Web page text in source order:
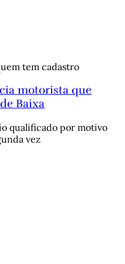
tem cadastro
motorista que
Baixa
qualificado por motivo
vez